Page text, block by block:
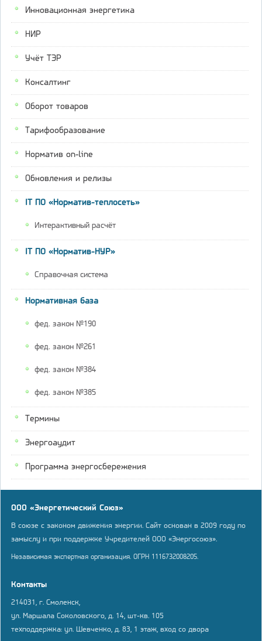
Инновационная энергетика
НИР
Учёт ТЭР
Консалтинг
Оборот товаров
Тарифообразование
Норматив on-line
Обновления и релизы
IT ПО «Норматив-теплосеть»
Интерактивный расчёт
IT ПО «Норматив-НУР»
Справочная система
Нормативная база
фед. закон №190
фед. закон №261
фед. закон №384
фед. закон №385
Термины
Энергоаудит
Программа энергосбережения
ООО «Энергетический Союз»
В союзе с законом движения энергии. Сайт основан в 2009 году по
замыслу и при поддержке Учредителей ООО «Энергосоюз».
Независимая экспертная организация. ОГРН 1116732008205.
Контакты
214031, г. Смоленск,
ул. Маршала Соколовского, д. 14, шт-кв. 105
техподдержка: ул. Шевченко, д. 83, 1 этаж, вход со двора